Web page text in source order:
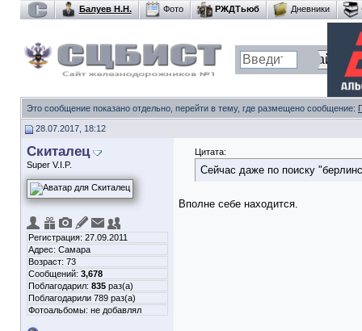
Балуев Н.Н. Фото РЖДТьюб Дневники
Это сообщение показано отдельно, перейти в тему, где размещено сообщение:
28.07.2017, 18:12
Скиталец
Super V.I.P.
Регистрация: 27.09.2011
Адрес: Самара
Возраст: 73
Сообщений: 3,678
Поблагодарил: 835 раз(а)
Поблагодарили 789 раз(а)
Фотоальбомы: не добавлял
Цитата:
Сейчас даже по поиску
Вполне себе находится.